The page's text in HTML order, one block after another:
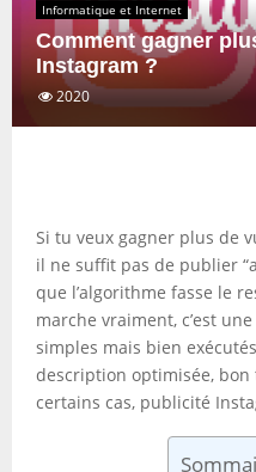
Informatique et Internet
Comment gagner
Instagram ?
2020
Si tu veux gagner plus de
il ne suffit pas de publier
que l’algorithme fasse le
marche vraiment, c’est
simples mais bien
description optimisée,
certains cas, publicité